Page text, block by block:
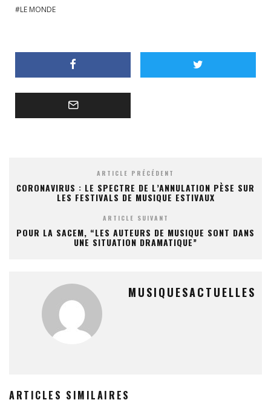
LE MONDE
ARTICLE PRÉCÉDENT
CORONAVIRUS : LE SPECTRE DE L’ANNULATION PÈSE SUR
LES FESTIVALS DE MUSIQUE ESTIVAUX
ARTICLE SUIVANT
POUR LA SACEM, “LES AUTEURS DE MUSIQUE SONT DANS
UNE SITUATION DRAMATIQUE”
MUSIQUESACTUELLES
ARTICLES SIMILAIRES